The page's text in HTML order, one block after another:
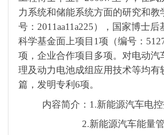
力系统和储能系统方面的研究和教
号： 2011aa11a225），国家博士后
科学基金面上项目 1项（编号：
项，企业合作项目多项。对电动
理及动力电池成组应用技术等均
篇，发明专利 6项。
内容简介： 1.新能源汽车电控
2.新能源汽车能量